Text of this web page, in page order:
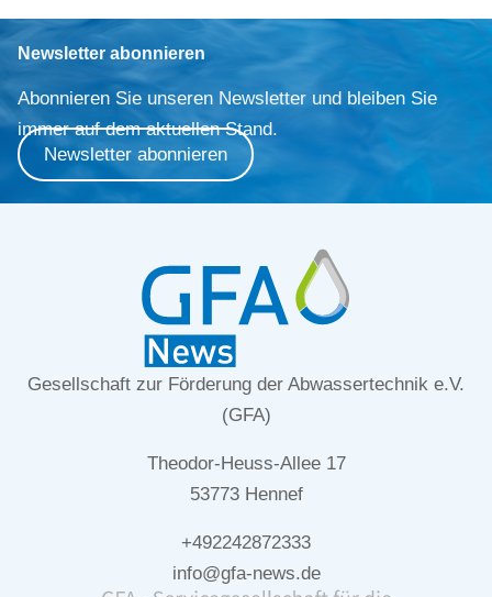
Newsletter abonnieren
Abonnieren Sie unseren Newsletter und bleiben Sie
immer auf dem aktuellen Stand.
Newsletter abonnieren
Gesellschaft zur Förderung der Abwassertechnik e.V.
(GFA)
Theodor-Heuss-Allee 17
53773 Hennef
+492242872333
info@gfa-news.de